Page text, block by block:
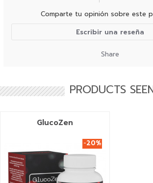
Comparte tu opinión sobre este
Escribir una reseña
Share
PRODUCTS
GlucoZen
-20%